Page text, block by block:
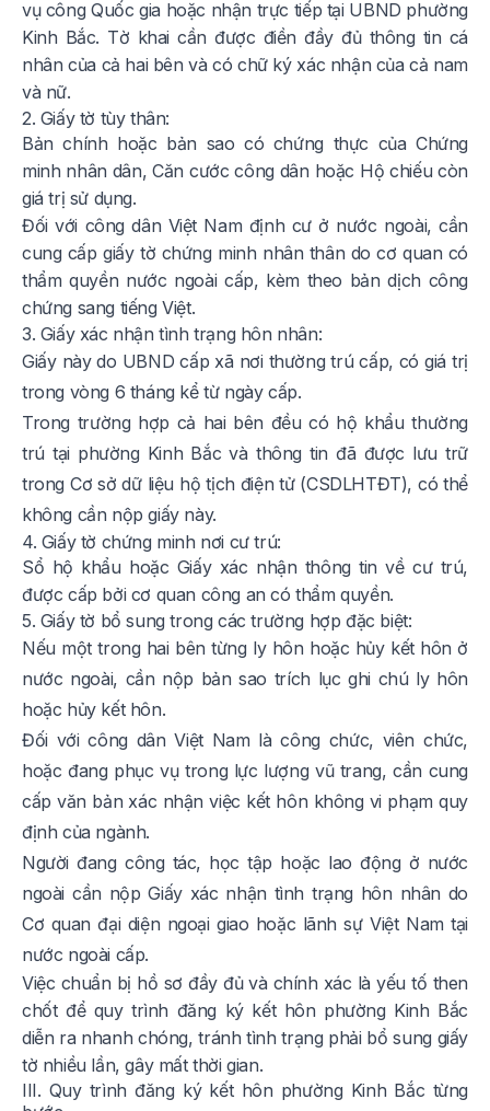
vụ công Quốc gia hoặc nhận trực tiếp tại UBND phường
Kinh Bắc. Tờ khai cần được điền đầy đủ thông tin cá
nhân của cả hai bên và có chữ ký xác nhận của cả nam
và nữ.
2. Giấy tờ tùy thân:
Bản chính hoặc bản sao có chứng thực của Chứng
minh nhân dân, Căn cước công dân hoặc Hộ chiếu còn
giá trị sử dụng.
Đối với công dân Việt Nam định cư ở nước ngoài, cần
cung cấp giấy tờ chứng minh nhân thân do cơ quan có
thẩm quyền nước ngoài cấp, kèm theo bản dịch công
chứng sang tiếng Việt.
3. Giấy xác nhận tình trạng hôn nhân:
Giấy này do UBND cấp xã nơi thường trú cấp, có giá trị
trong vòng 6 tháng kể từ ngày cấp.
Trong trường hợp cả hai bên đều có hộ khẩu thường
trú tại phường Kinh Bắc và thông tin đã được lưu trữ
trong Cơ sở dữ liệu hộ tịch điện tử (CSDLHTĐT), có thể
không cần nộp giấy này.
4. Giấy tờ chứng minh nơi cư trú:
Sổ hộ khẩu hoặc Giấy xác nhận thông tin về cư trú,
được cấp bởi cơ quan công an có thẩm quyền.
5. Giấy tờ bổ sung trong các trường hợp đặc biệt:
Nếu một trong hai bên từng ly hôn hoặc hủy kết hôn ở
nước ngoài, cần nộp bản sao trích lục ghi chú ly hôn
hoặc hủy kết hôn.
Đối với công dân Việt Nam là công chức, viên chức,
hoặc đang phục vụ trong lực lượng vũ trang, cần cung
cấp văn bản xác nhận việc kết hôn không vi phạm quy
định của ngành.
Người đang công tác, học tập hoặc lao động ở nước
ngoài cần nộp Giấy xác nhận tình trạng hôn nhân do
Cơ quan đại diện ngoại giao hoặc lãnh sự Việt Nam tại
nước ngoài cấp.
Việc chuẩn bị hồ sơ đầy đủ và chính xác là yếu tố then
chốt để quy trình đăng ký kết hôn phường Kinh Bắc
diễn ra nhanh chóng, tránh tình trạng phải bổ sung giấy
tờ nhiều lần, gây mất thời gian.
III. Quy trình đăng ký kết hôn phường Kinh Bắc từng